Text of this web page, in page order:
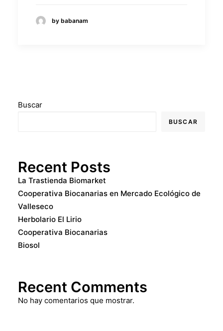
by babanam
Buscar
BUSCAR
Recent Posts
La Trastienda Biomarket
Cooperativa Biocanarias en Mercado Ecológico de
Valleseco
Herbolario El Lirio
Cooperativa Biocanarias
Biosol
Recent Comments
No hay comentarios que mostrar.